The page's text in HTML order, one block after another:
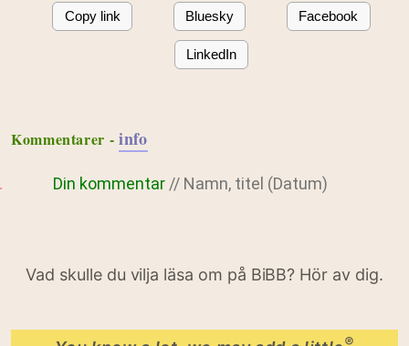
Copy link Bluesky Facebook
LinkedIn
Kommentarer - info
Din kommentar // Namn, titel (Datum)
Vad skulle du vilja läsa om på BiBB? Hör av dig.
®